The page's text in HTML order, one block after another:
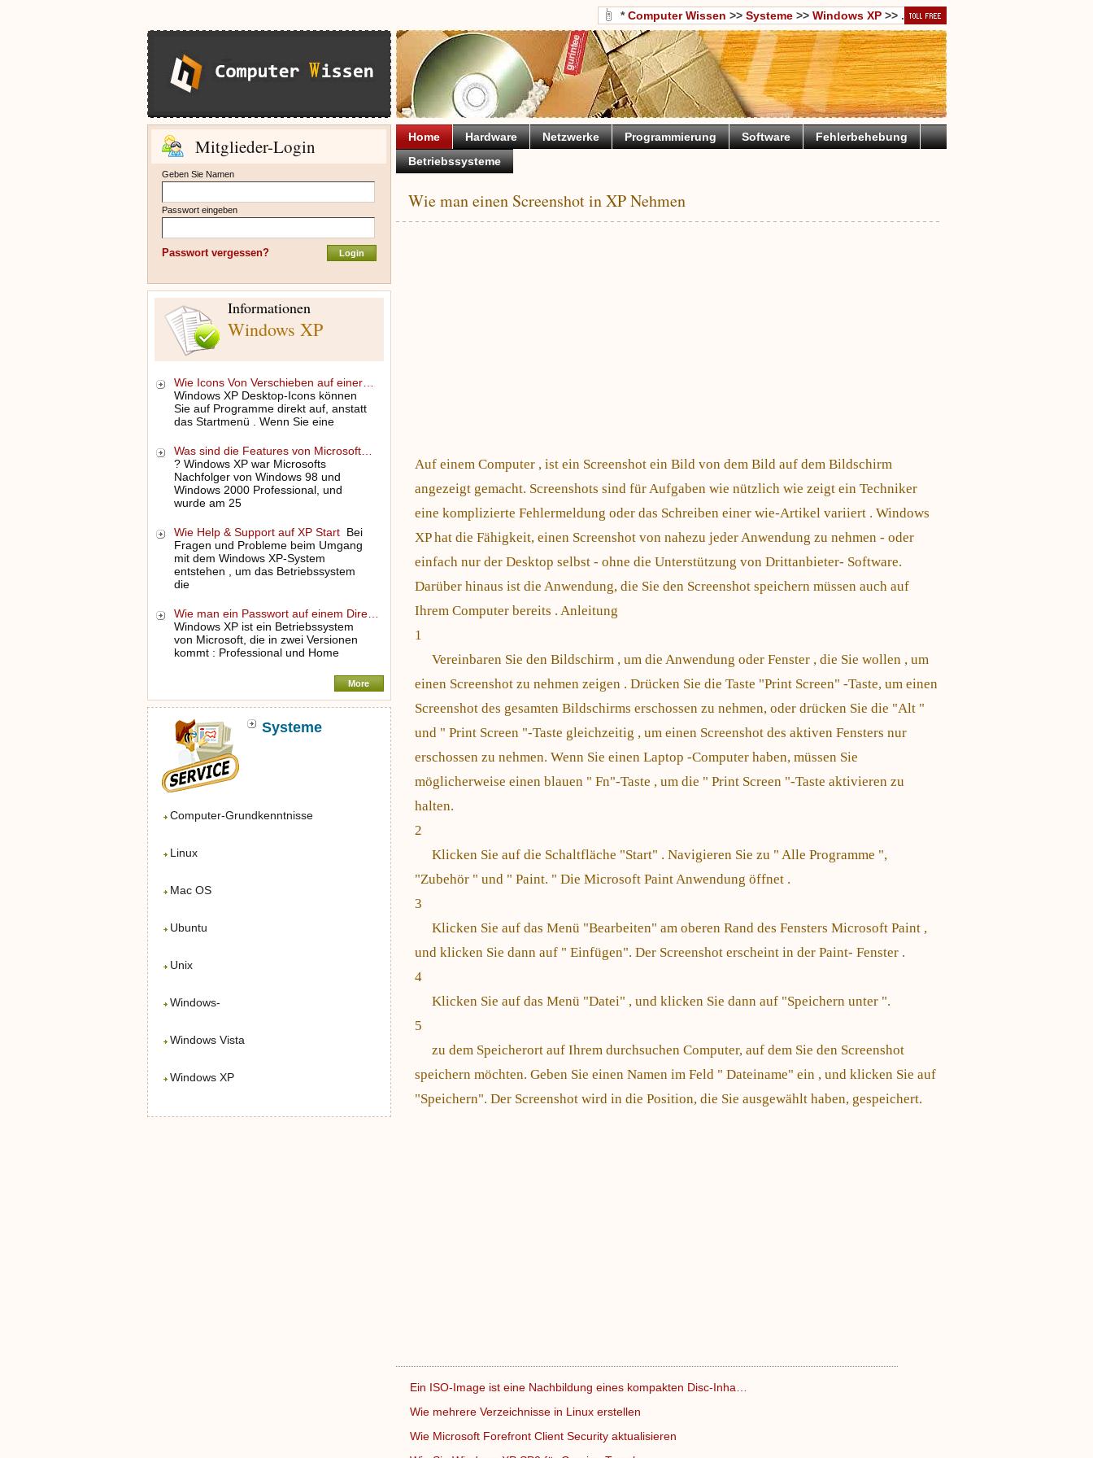
Mitglieder-Login
Geben Sie Namen
Passwort eingeben
Passwort vergessen?
Informationen
Windows XP
Wie Icons Von Verschieben auf einer…
Windows XP Desktop-Icons können
Sie auf Programme direkt auf, anstatt
das Startmenü . Wenn Sie eine
Was sind die Features von Microsoft…
? Windows XP war Microsofts
Nachfolger von Windows 98 und
Windows 2000 Professional, und
wurde am 25
Wie Help & Support auf XP Start Bei
Fragen und Probleme beim Umgang
mit dem Windows XP-System
entstehen , um das Betriebssystem
die
Wie man ein Passwort auf einem Dire…
Windows XP ist ein Betriebssystem
von Microsoft, die in zwei Versionen
kommt : Professional und Home
More
Systeme
Computer-Grundkenntnisse
Linux
Mac OS
Ubuntu
Unix
Windows-
Windows Vista
Windows XP
*Computer Wissen >> Systeme>> Windows XP>> .
Home Hardware Netzwerke Programmierung Software
Fehlerbehebung
Betriebssysteme
Wie man einen Screenshot in XP Nehmen
Auf einem Computer , ist ein Screenshot ein Bild von dem Bild auf dem Bildschirm
angezeigt gemacht. Screenshots sind für Aufgaben wie nützlich wie zeigt ein Techniker
eine komplizierte Fehlermeldung oder das Schreiben einer wie-Artikel variiert . Windows
XP hat die Fähigkeit, einen Screenshot von nahezu jeder Anwendung zu nehmen - oder
einfach nur der Desktop selbst - ohne die Unterstützung von Drittanbieter- Software.
Darüber hinaus ist die Anwendung, die Sie den Screenshot speichern müssen auch auf
Ihrem Computer bereits . Anleitung
1
Vereinbaren Sie den Bildschirm , um die Anwendung oder Fenster , die Sie wollen , um
einen Screenshot zu nehmen zeigen . Drücken Sie die Taste "Print Screen" -Taste, um einen
Screenshot des gesamten Bildschirms erschossen zu nehmen, oder drücken Sie die "Alt "
und " Print Screen "-Taste gleichzeitig , um einen Screenshot des aktiven Fensters nur
erschossen zu nehmen. Wenn Sie einen Laptop -Computer haben, müssen Sie
möglicherweise einen blauen " Fn"-Taste , um die " Print Screen "-Taste aktivieren zu
halten.
2
Klicken Sie auf die Schaltfläche "Start" . Navigieren Sie zu " Alle Programme ",
"Zubehör " und " Paint. " Die Microsoft Paint Anwendung öffnet .
3
Klicken Sie auf das Menü "Bearbeiten" am oberen Rand des Fensters Microsoft Paint ,
und klicken Sie dann auf " Einfügen". Der Screenshot erscheint in der Paint- Fenster .
4
Klicken Sie auf das Menü "Datei" , und klicken Sie dann auf "Speichern unter ".
5
zu dem Speicherort auf Ihrem durchsuchen Computer, auf dem Sie den Screenshot
speichern möchten. Geben Sie einen Namen im Feld " Dateiname" ein , und klicken Sie auf
"Speichern". Der Screenshot wird in die Position, die Sie ausgewählt haben, gespeichert.
Ein ISO-Image ist eine Nachbildung eines kompakten Disc-Inha…
Wie mehrere Verzeichnisse in Linux erstellen
Wie Microsoft Forefront Client Security aktualisieren